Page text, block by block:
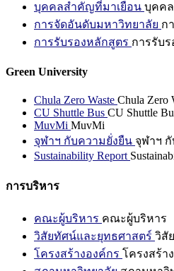
บุคคลสำคัญที่มาเยือน บุคค
การจัดอันดับมหาวิทยาลัย ก
การรับรองหลักสูตร การรับ
Green University
Chula Zero Waste Chula Zero
CU Shuttle Bus CU Shuttle
MuvMi MuvMi
จุฬาฯ กับความยั่งยืน จุฬาฯ
Sustainability Report
การบริหาร
คณะผู้บริหาร คณะผู้บริหาร
วิสัยทัศน์และยุทธศาสตร์ วิสั
โครงสร้างองค์กร โครงสร้า